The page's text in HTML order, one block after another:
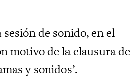
de sonido, en el
motivo de la clausura
y sonidos’.